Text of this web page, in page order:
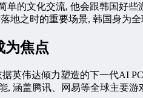
单的文化交流, 他会跟韩国好
地之时的重要场景, 韩国身为
为焦点
英伟达倾力塑造的下一代AI
, 涵盖腾讯、网易等全球主要游